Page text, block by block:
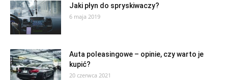
Jaki płyn do spryskiwaczy?
6 maja 2019
Auta poleasingowe – opinie, czy warto je
kupić?
20 czerwca 2021